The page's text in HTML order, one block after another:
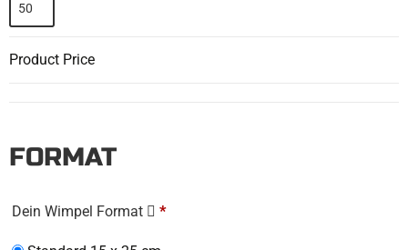
Product Price
FORMAT
Dein Wimpel Format *